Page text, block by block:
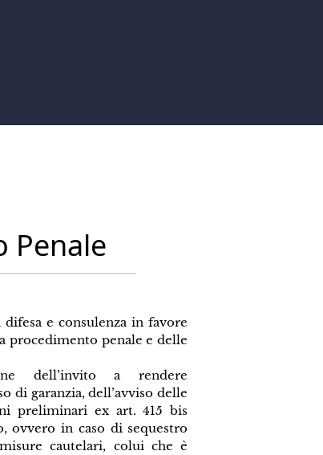
Penale
e consulenza in favore
procedimento penale e delle
dell’invito a rendere
di garanzia, dell’avviso delle
preliminari ex art. 415 bis
ovvero in caso di sequestro
cautelari, colui che è